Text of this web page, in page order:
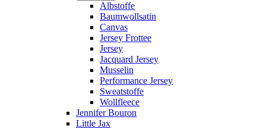
Albstoffe
Baumwollsatin
Canvas
Jersey Frottee
Jersey
Jacquard Jersey
Musselin
Performance Jersey
Sweatstoffe
Wollfleece
Jennifer Bouron
Little Jax